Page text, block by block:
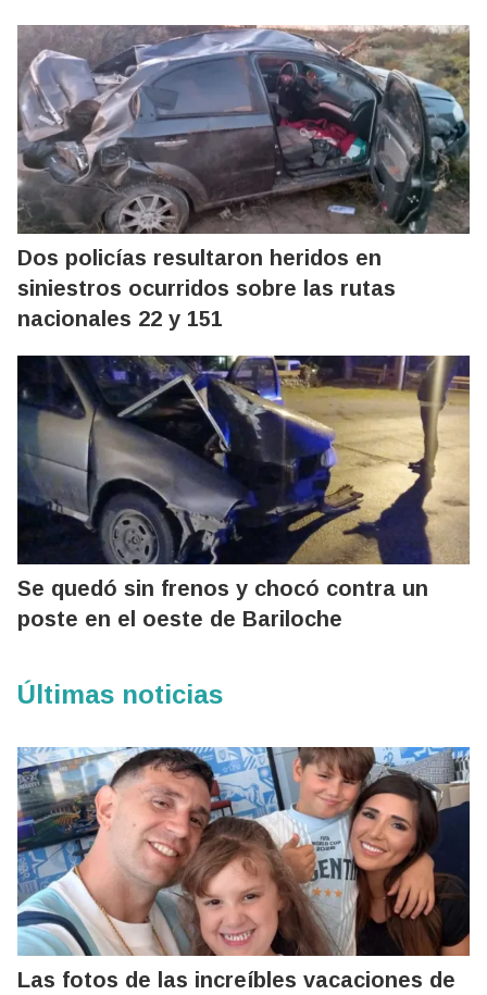
Dos policías resultaron heridos en
siniestros ocurridos sobre las rutas
nacionales 22 y 151
Se quedó sin frenos y chocó contra un
poste en el oeste de Bariloche
Últimas noticias
Las fotos de las increíbles vacaciones de